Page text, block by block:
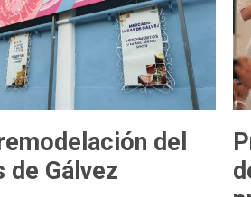
del
de Gálvez